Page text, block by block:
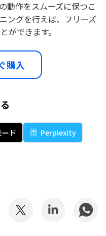
動作をスムーズに保つこ
ングを行えば、フリーズ
ができます。
購入
ド
Perplexity